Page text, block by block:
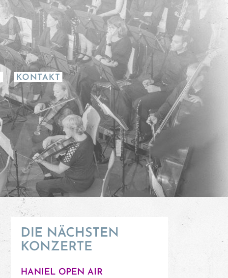
KONTAKT
DIE NÄCHSTEN
KONZERTE
HANIEL OPEN AIR